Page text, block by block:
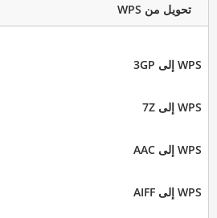
تحويل من WPS
WPS إلى 3GP
WPS إلى 7Z
WPS إلى AAC
WPS إلى AIFF